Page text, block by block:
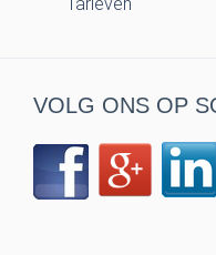
Tarieven
VOLG ONS OP